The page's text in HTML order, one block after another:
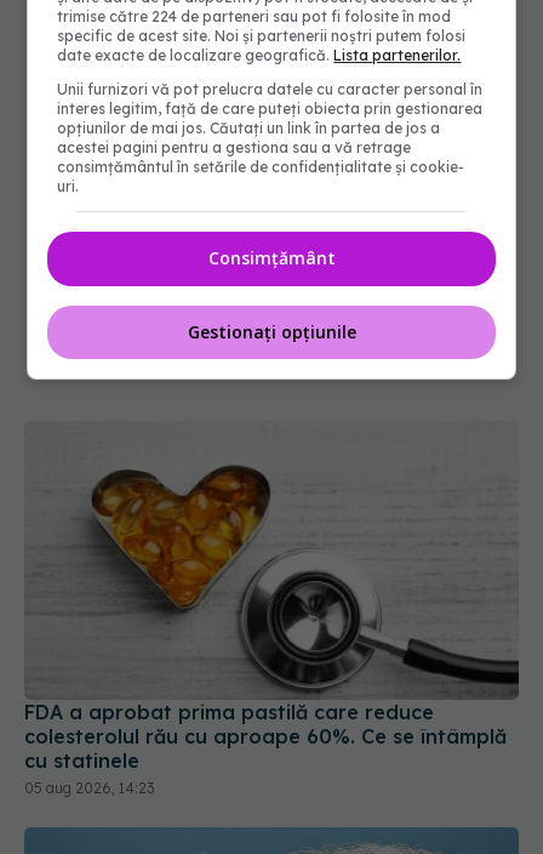
FDA a aprobat prima pastilă care reduce
colesterolul rău cu aproape 60%. Ce se întâmplă
05 aug 2026, 14:23
trimise către 224 de parteneri sau pot fi folosite în mod
specific de acest site. Noi și partenerii noștri putem folosi
date exacte de localizare geografică.Lista partenerilor.
Unii furnizori vă pot prelucra datele cu caracter personal în
interes legitim, față de care puteți obiecta prin gestionarea
opțiunilor de mai jos. Căutați un link în partea de jos a
acestei pagini pentru a gestiona sau a vă retrage
consimțământul în setările de confidențialitate și cookie-
uri.
Consimțământ
Gestionați opțiunile